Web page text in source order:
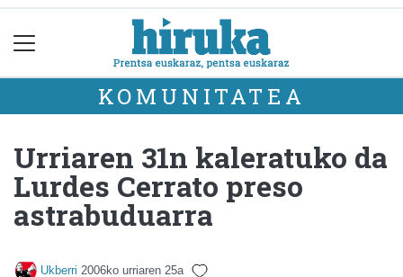
KOMUNITATEA
Urriaren 31n kaleratuko da
Lurdes Cerrato preso
astrabuduarra
Ukberri 2006ko urriaren 25a